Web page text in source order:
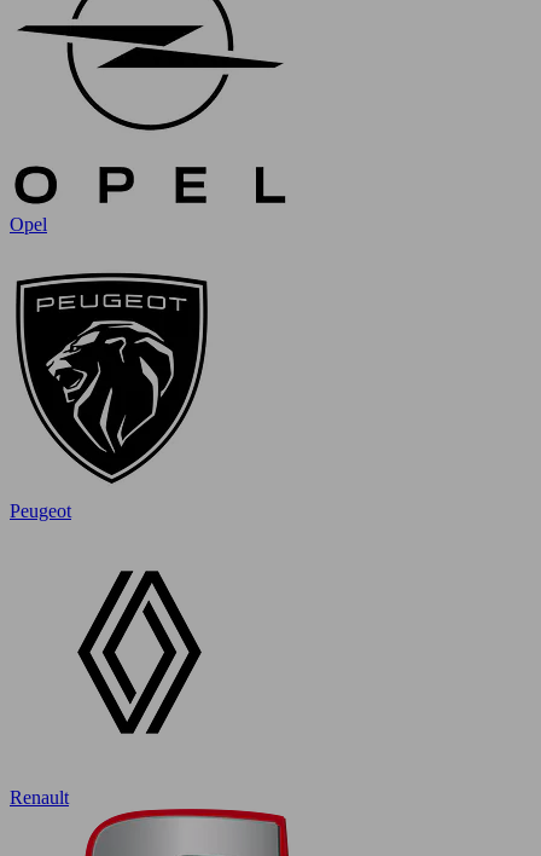
Opel
Peugeot
Renault